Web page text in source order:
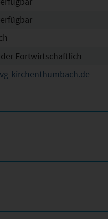
Fortwirtschaftlich
kirchenthumbach.de